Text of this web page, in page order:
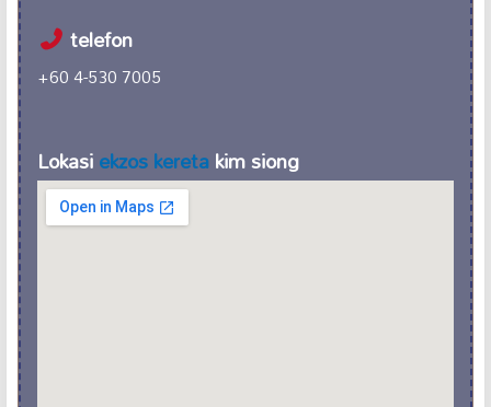
telefon
+60 4-530 7005
Lokasiekzos keretakim siong